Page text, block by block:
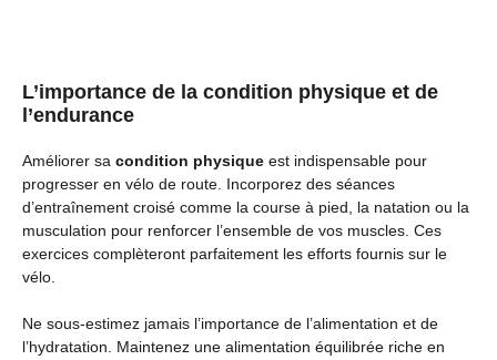
L’importance de la condition physique et de
l’endurance
Améliorer sa condition physique est indispensable pour
progresser en vélo de route. Incorporez des séances
d’entraînement croisé comme la course à pied, la natation ou la
musculation pour renforcer l’ensemble de vos muscles. Ces
exercices complèteront parfaitement les efforts fournis sur le
vélo.
Ne sous-estimez jamais l’importance de l’alimentation et de
l’hydratation. Maintenez une alimentation équilibrée riche en